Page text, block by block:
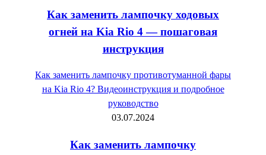
Как заменить лампочку ходовых
огней на Kia Rio 4 — пошаговая
инструкция
Как заменить лампочку противотуманной фары
на Kia Rio 4? Видеоинструкция и подробное
руководство
03.07.2024
Как заменить лампочку